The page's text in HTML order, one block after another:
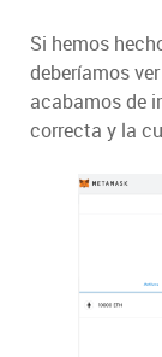
Si hemos
deberíamos
acabamos de
correcta y la